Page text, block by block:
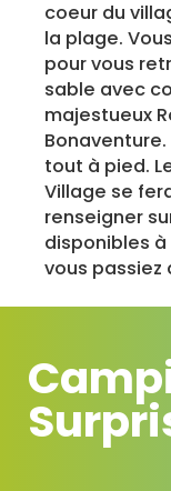
coeur du
la plage.
pour vous
sable avec
majestueux
tout à pied.
Village se
renseigner
disponibles
vous passiez